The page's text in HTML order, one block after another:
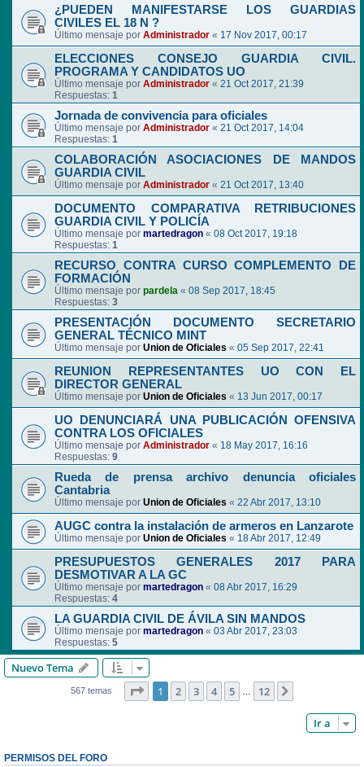
¿PUEDEN MANIFESTARSE LOS GUARDIAS
CIVILES EL 18 N ?
Último mensaje por Administrador « 17 Nov 2017, 00:17
ELECCIONES CONSEJO GUARDIA CIVIL.
PROGRAMA Y CANDIDATOS UO
Último mensaje por Administrador « 21 Oct 2017, 21:39
Respuestas: 1
Jornada de convivencia para oficiales
Último mensaje por Administrador « 21 Oct 2017, 14:04
Respuestas: 1
COLABORACIÓN ASOCIACIONES DE MANDOS
GUARDIA CIVIL
Último mensaje por Administrador « 21 Oct 2017, 13:40
DOCUMENTO COMPARATIVA RETRIBUCIONES
GUARDIA CIVIL Y POLICÍA
Último mensaje por martedragon « 08 Oct 2017, 19:18
Respuestas: 1
RECURSO CONTRA CURSO COMPLEMENTO DE
FORMACIÓN
Último mensaje por pardela « 08 Sep 2017, 18:45
Respuestas: 3
PRESENTACIÓN DOCUMENTO SECRETARIO
GENERAL TÉCNICO MINT
Último mensaje por Union de Oficiales « 05 Sep 2017, 22:41
REUNION REPRESENTANTES UO CON EL
DIRECTOR GENERAL
Último mensaje por Union de Oficiales « 13 Jun 2017, 00:17
UO DENUNCIARÁ UNA PUBLICACIÓN OFENSIVA
CONTRA LOS OFICIALES
Último mensaje por Administrador « 18 May 2017, 16:16
Respuestas: 9
Rueda de prensa archivo denuncia oficiales
Cantabria
Último mensaje por Union de Oficiales « 22 Abr 2017, 13:10
AUGC contra la instalación de armeros en Lanzarote
Último mensaje por Union de Oficiales « 18 Abr 2017, 12:49
PRESUPUESTOS GENERALES 2017 PARA
DESMOTIVAR A LA GC
Último mensaje por martedragon « 08 Abr 2017, 16:29
Respuestas: 4
LA GUARDIA CIVIL DE ÁVILA SIN MANDOS
Último mensaje por martedragon « 03 Abr 2017, 23:03
Respuestas: 5
Nuevo Tema
567 temas Página de 12
1 2 3 4 5 … 12
Ir a
PERMISOS DEL FORO